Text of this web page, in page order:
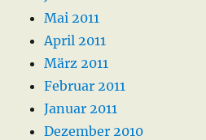
Mai 2011
April 2011
März 2011
Februar 2011
Januar 2011
Dezember 2010